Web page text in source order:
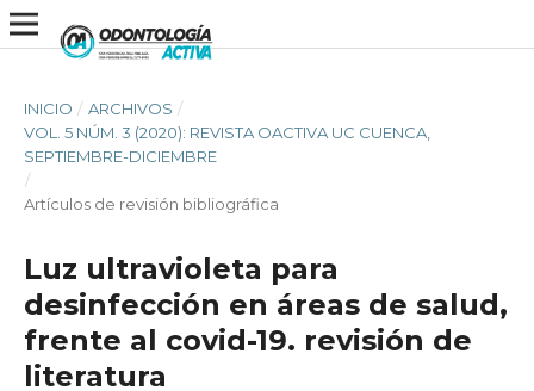
INICIO / ARCHIVOS /
VOL. 5 NÚM. 3 (2020): REVISTA OACTIVA UC CUENCA,
SEPTIEMBRE-DICIEMBRE
/
Artículos de revisión bibliográfica
Luz ultravioleta para
desinfección en áreas de salud,
frente al covid-19. revisión de
literatura